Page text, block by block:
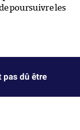
poursuivre les
pas dû être